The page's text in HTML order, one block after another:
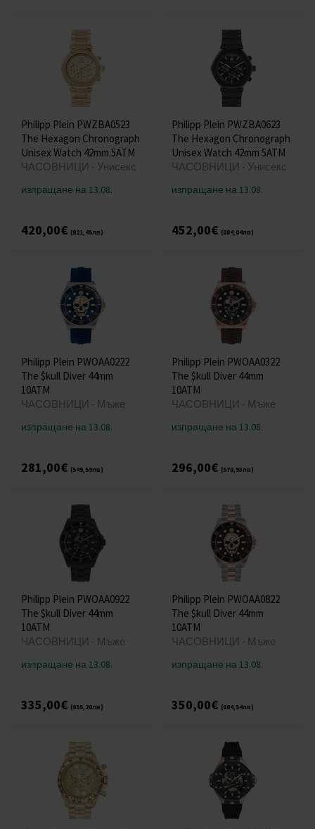
Philipp Plein PWZBA0523
The Hexagon Chronograph
Unisex Watch 42mm 5ATM
ЧАСОВНИЦИ - Унисекс
изпращане на 13.08.
420,00€ (821,45лв)
Philipp Plein PWZBA0623
The Hexagon Chronograph
Unisex Watch 42mm 5ATM
ЧАСОВНИЦИ - Унисекс
изпращане на 13.08.
452,00€ (884,04лв)
Philipp Plein PWOAA0222
The $kull Diver 44mm
10ATM
ЧАСОВНИЦИ - Мъже
изпращане на 13.08.
281,00€ (549,59лв)
Philipp Plein PWOAA0322
The $kull Diver 44mm
10ATM
ЧАСОВНИЦИ - Мъже
изпращане на 13.08.
296,00€ (578,93лв)
Philipp Plein PWOAA0922
The $kull Diver 44mm
10ATM
ЧАСОВНИЦИ - Мъже
изпращане на 13.08.
335,00€ (655,20лв)
Philipp Plein PWOAA0822
The $kull Diver 44mm
10ATM
ЧАСОВНИЦИ - Мъже
изпращане на 13.08.
350,00€ (684,54лв)